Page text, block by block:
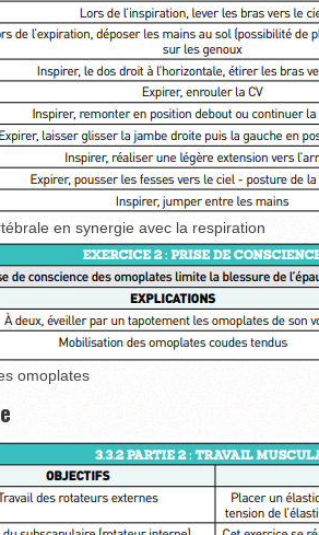
en synergie avec la respiration
omoplates